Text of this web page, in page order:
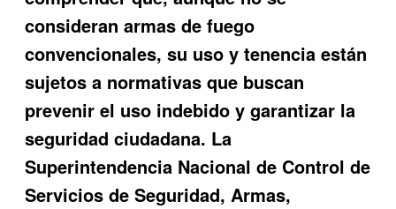
consideran armas de fuego
convencionales, su uso y tenencia están
sujetos a normativas que buscan
prevenir el uso indebido y garantizar la
seguridad ciudadana. La
Superintendencia Nacional de Control de
Servicios de Seguridad, Armas,